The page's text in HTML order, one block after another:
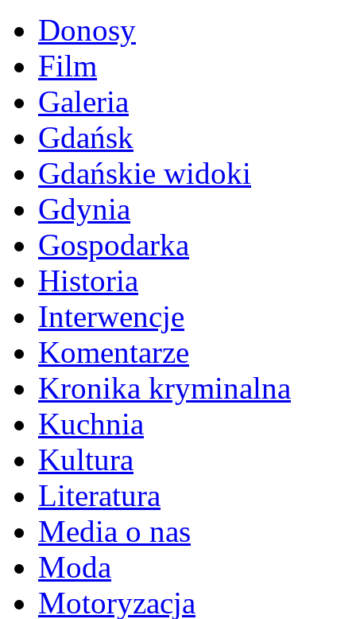
Donosy
Film
Galeria
Gdańsk
Gdańskie widoki
Gdynia
Gospodarka
Historia
Interwencje
Komentarze
Kronika kryminalna
Kuchnia
Kultura
Literatura
Media o nas
Moda
Motoryzacja